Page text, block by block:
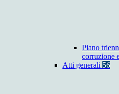
Piano
corruzione
Atti generali 56